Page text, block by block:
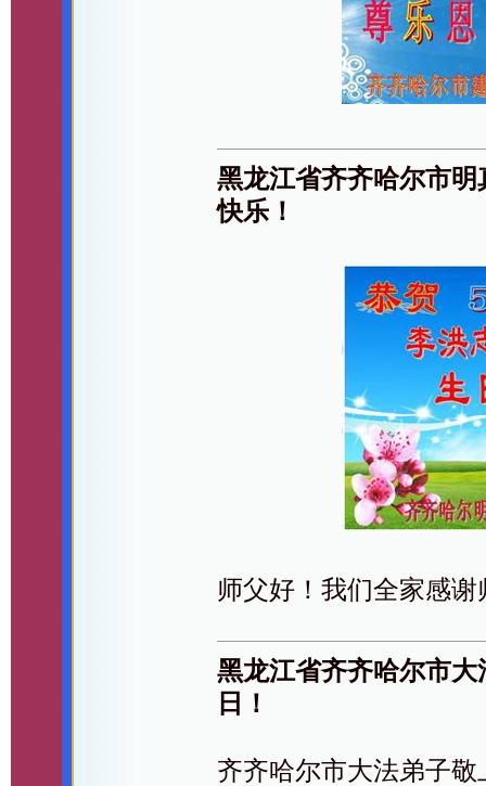
黑龙江省齐齐哈尔市
快乐！
师父好！我们全家感
黑龙江省齐齐哈尔市
日！
齐齐哈尔市大法弟子敬